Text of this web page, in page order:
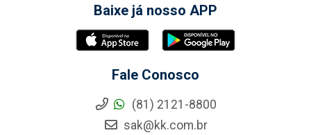
Baixe já nosso APP
Fale Conosco
(81) 2121-8800
sak@kk.com.br